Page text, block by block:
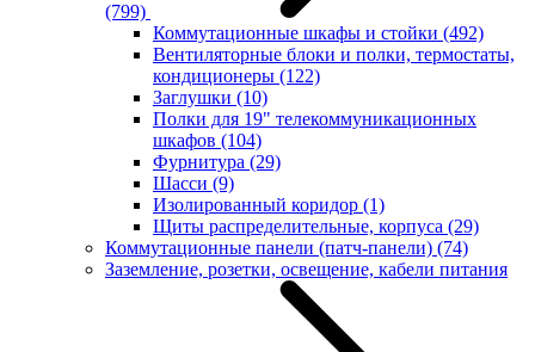
(799)
Коммутационные шкафы и стойки (492)
Вентиляторные блоки и полки, термостаты,
кондиционеры (122)
Заглушки (10)
Полки для 19" телекоммуникационных
шкафов (104)
Фурнитура (29)
Шасси (9)
Изолированный коридор (1)
Щиты распределительные, корпуса (29)
Коммутационные панели (патч-панели) (74)
Заземление, розетки, освещение, кабели питания